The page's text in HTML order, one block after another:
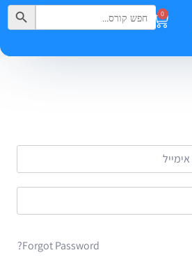
0
Search
for:
Search Button
Forgot Password?